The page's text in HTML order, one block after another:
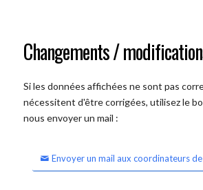
Changements /
Si les données affichées ne sont pas
nécessitent d'être corrigées, utilisez le
nous envoyer un mail :
Envoyer un mail aux coordinateurs